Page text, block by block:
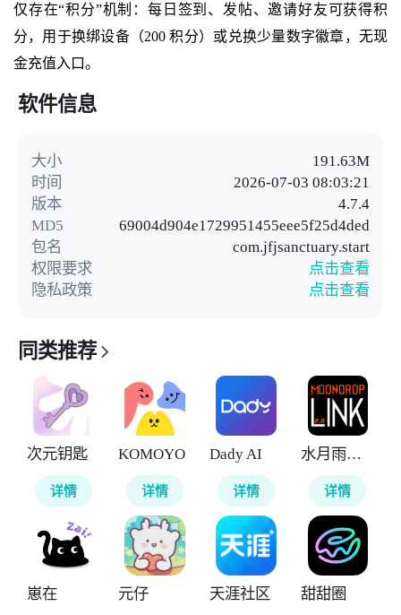
仅存在“积分”机制：每日签到、发帖、邀请好友可获得积
分，用于换绑设备（200 积分）或兑换少量数字徽章，无现
金充值入口。
软件信息
大小
191.63M
时间
2026-07-03 08:03:21
版本
4.7.4
MD5
69004d904e1729951455eee5f25d4ded
包名
com.jfjsanctuary.start
权限要求
点击查看
隐私政策
点击查看
同类推荐
次元钥匙
详情
KOMOYO
详情
Dady AI
详情
水月雨调音软件
详情
崽在 元仔 天涯社区 甜甜圈